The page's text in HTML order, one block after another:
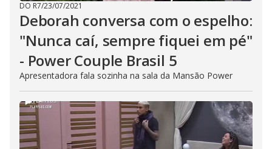
DO R7/23/07/2021
Deborah conversa com o espelho:
"Nunca caí, sempre fiquei em pé"
- Power Couple Brasil 5
Apresentadora fala sozinha na sala da Mansão Power